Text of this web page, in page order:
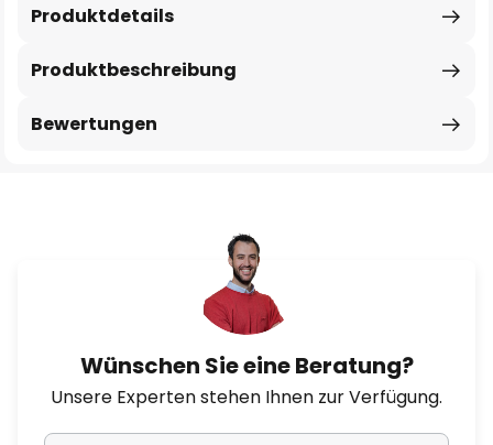
Produktbeschreibung
Produktdetails
Bewertungen
Wünschen Sie eine Beratung?
Unsere Experten stehen Ihnen zur Verfügung.